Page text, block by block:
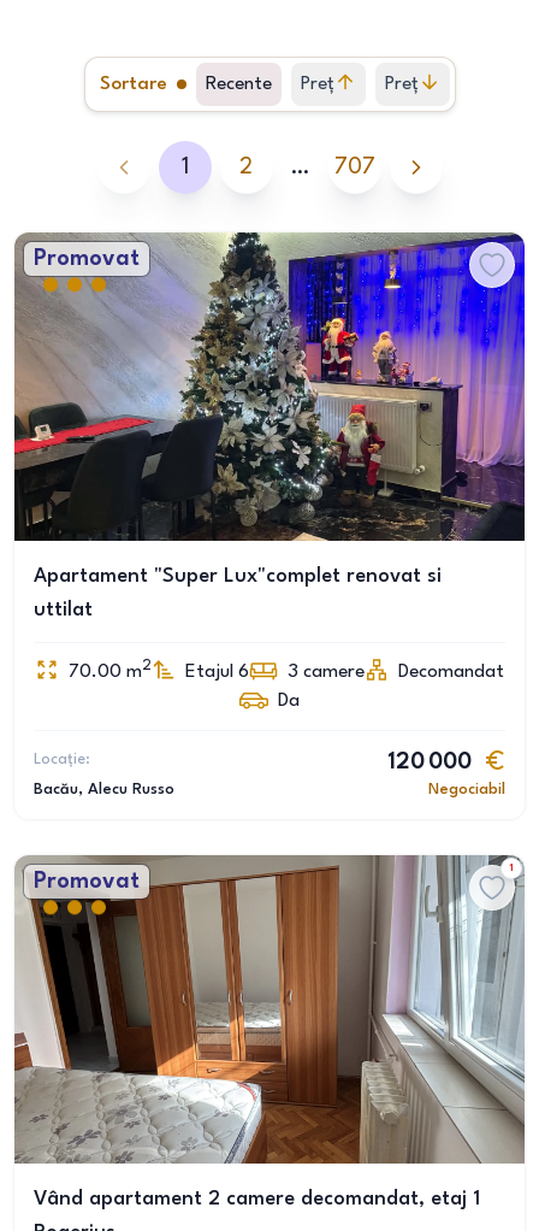
Sortare Recente Preț
crescător
Preț
descrescător
1 2 … 707
Promovat
Apartament "Super Lux"complet renovat si
uttilat
70.00 m2 Etajul 6 3 camere
Decomandat
Da
Locație:
Bacău, Alecu Russo
120 000
Negociabil
Promovat
1
Vând apartament 2 camere decomandat, etaj 1